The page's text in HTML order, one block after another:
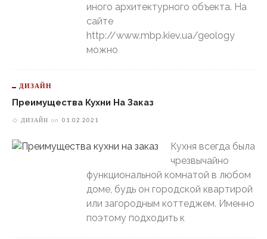
иного архитектурного объекта. На
сайте
http://www.mbp.kiev.ua/geology
можно
ДИЗАЙН
Преимущества Кухни На Заказ
ДИЗАЙН on 01.02.2021
Кухня всегда была
чрезвычайно
функциональной комнатой в любом
доме, будь он городской квартирой
или загородным коттеджем. Именно
поэтому подходить к